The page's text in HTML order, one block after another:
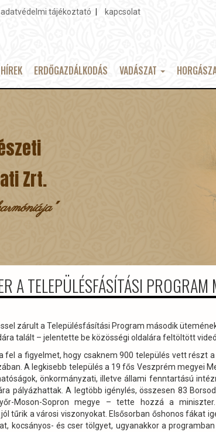
Topmenu
adatvédelmi tájékoztató kapcsolat
Main
HÍREK ERDŐGAZDÁLKODÁS VADÁSZAT
Zrt.
A TELEPÜLÉSFÁSÍTÁSI
zárult a Településfásítási Program második
talált – jelentette be közösségi oldalára feltöltött
fel a figyelmet, hogy csaknem 900 település vett részt
A legkisebb település a 19 fős Veszprém megyei
önkormányzati, illetve állami fenntartású
pályázhattak. A legtöbb igénylés, összesen 83
Moson-Sopron megye – tette hozzá a
tűrik a városi viszonyokat. Elsősorban őshonos fákat
kocsányos- és cser tölgyet, ugyanakkor a